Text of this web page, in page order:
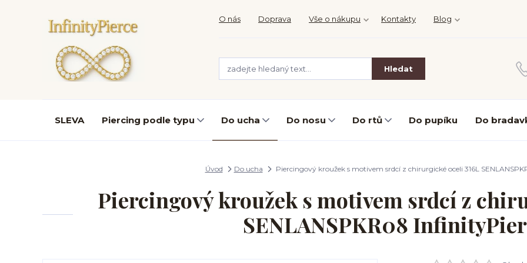
O nás Doprava Vše o nákupu Kontakty Blog
Hledat
SLEVA Piercing podle typu Do ucha Do nosu Do rtů Do pupíku Do
Úvod Do ucha Piercingový kroužek s motivem srdcí z chirurgické oceli 316L
Piercingový kroužek s motivem srdcí z
SENLANSPKR08